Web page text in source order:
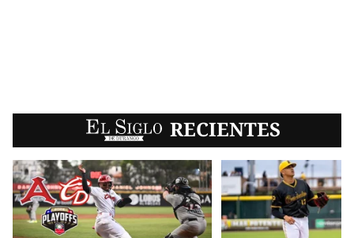
EL SIGLO RECIENTES